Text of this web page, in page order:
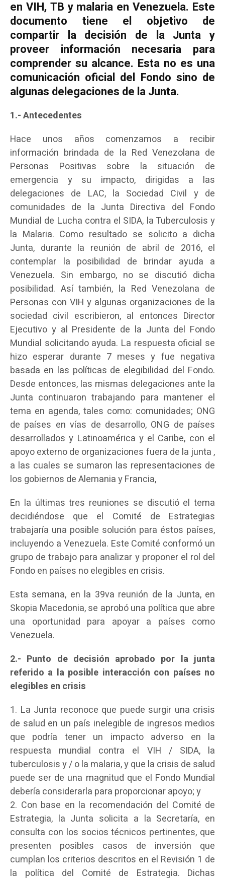
en VIH, TB y malaria en Venezuela. Este
documento tiene el objetivo de
compartir la decisión de la Junta y
proveer información necesaria para
comprender su alcance. Esta no es una
comunicación oficial del Fondo sino de
algunas delegaciones de la Junta.
1.- Antecedentes
Hace unos años comenzamos a recibir
información brindada de la Red Venezolana de
Personas Positivas sobre la situación de
emergencia y su impacto, dirigidas a las
delegaciones de LAC, la Sociedad Civil y de
comunidades de la Junta Directiva del Fondo
Mundial de Lucha contra el SIDA, la Tuberculosis y
la Malaria. Como resultado se solicito a dicha
Junta, durante la reunión de abril de 2016, el
contemplar la posibilidad de brindar ayuda a
Venezuela. Sin embargo, no se discutió dicha
posibilidad. Así también, la Red Venezolana de
Personas con VIH y algunas organizaciones de la
sociedad civil escribieron, al entonces Director
Ejecutivo y al Presidente de la Junta del Fondo
Mundial solicitando ayuda. La respuesta oficial se
hizo esperar durante 7 meses y fue negativa
basada en las políticas de elegibilidad del Fondo.
Desde entonces, las mismas delegaciones ante la
Junta continuaron trabajando para mantener el
tema en agenda, tales como: comunidades; ONG
de países en vías de desarrollo, ONG de países
desarrollados y Latinoamérica y el Caribe, con el
apoyo externo de organizaciones fuera de la junta ,
a las cuales se sumaron las representaciones de
los gobiernos de Alemania y Francia,
En la últimas tres reuniones se discutió el tema
decidiéndose que el Comité de Estrategias
trabajaría una posible solución para éstos países,
incluyendo a Venezuela. Este Comité conformó un
grupo de trabajo para analizar y proponer el rol del
Fondo en países no elegibles en crisis.
Esta semana, en la 39va reunión de la Junta, en
Skopia Macedonia, se aprobó una política que abre
una oportunidad para apoyar a países como
Venezuela.
2.- Punto de decisión aprobado por la junta
referido a la posible interacción con países no
elegibles en crisis
1. La Junta reconoce que puede surgir una crisis
de salud en un país inelegible de ingresos medios
que podría tener un impacto adverso en la
respuesta mundial contra el VIH / SIDA, la
tuberculosis y / o la malaria, y que la crisis de salud
puede ser de una magnitud que el Fondo Mundial
debería considerarla para proporcionar apoyo; y
2. Con base en la recomendación del Comité de
Estrategia, la Junta solicita a la Secretaría, en
consulta con los socios técnicos pertinentes, que
presenten posibles casos de inversión que
cumplan los criterios descritos en el Revisión 1 de
la política del Comité de Estrategia. Dichas